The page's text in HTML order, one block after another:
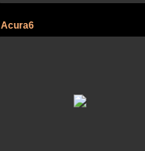
Acura6
2006-11-05